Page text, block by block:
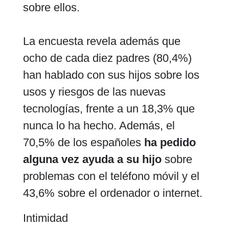
sobre ellos.
La encuesta revela además que
ocho de cada diez padres (80,4%)
han hablado con sus hijos sobre los
usos y riesgos de las nuevas
tecnologías, frente a un 18,3% que
nunca lo ha hecho. Además, el
70,5% de los españoles ha pedido
alguna vez ayuda a su hijosobre
problemas con el teléfono móvil y el
43,6% sobre el ordenador o internet.
Intimidad